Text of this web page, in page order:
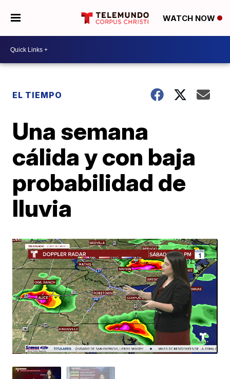
WATCH NOW
EL TIEMPO
Una semana
cálida y con baja
probabilidad de
lluvia